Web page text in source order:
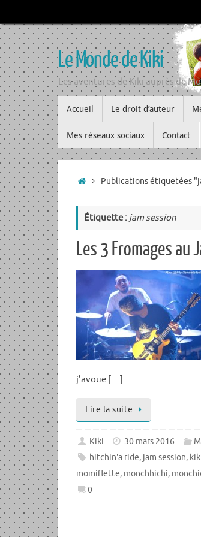
au
contenu
Le Monde de Kiki
Les aventures de Kiki auprès de
au
contenu
Accueil Le droit d’auteur
Mes réseaux sociaux Contact
Accueil
Publications étiquetées
Étiquette : jam session
Les 3 Fromages au
j’avoue […]
Lire la suite
Kiki 30 mars 2016
hitchin'a ride, jam session,
momiflette, monchhichi,
0